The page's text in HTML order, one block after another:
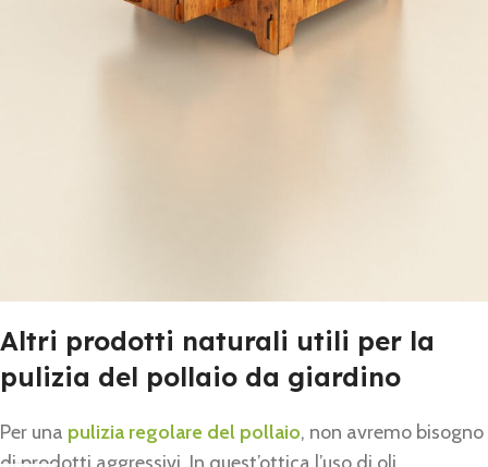
Altri prodotti naturali utili per la
pulizia del pollaio da giardino
Per una pulizia regolare del pollaio, non avremo bisogno